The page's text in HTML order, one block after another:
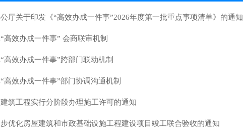
厅关于印发《“高效办成一件事”2026年度第一批重点事项清单》的通知
高效办成一件事” 会商联审机制
高效办成一件事”跨部门联动机制
高效办成一件事”部门协调沟通机制
筑工程实行分阶段办理施工许可的通知
优化房屋建筑和市政基础设施工程建设项目竣工联合验收的通知